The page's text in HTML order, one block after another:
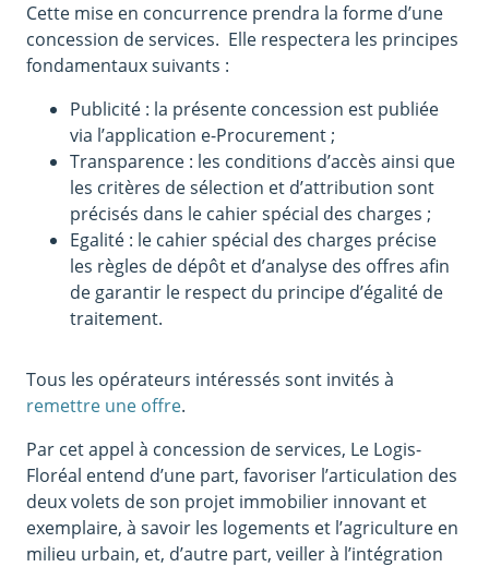
Cette mise en concurrence prendra la forme d’une
concession de services. Elle respectera les principes
fondamentaux suivants :
Publicité : la présente concession est publiée
via l’application e-Procurement ;
Transparence : les conditions d’accès ainsi que
les critères de sélection et d’attribution sont
précisés dans le cahier spécial des charges ;
Egalité : le cahier spécial des charges précise
les règles de dépôt et d’analyse des offres afin
de garantir le respect du principe d’égalité de
traitement.
Tous les opérateurs intéressés sont invités à
remettre une offre.
Par cet appel à concession de services, Le Logis-
Floréal entend d’une part, favoriser l’articulation des
deux volets de son projet immobilier innovant et
exemplaire, à savoir les logements et l’agriculture en
milieu urbain, et, d’autre part, veiller à l’intégration